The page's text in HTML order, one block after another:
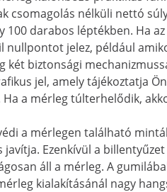
csomagolás nélküli nettó
100 darabos léptékben. Ha
nullpontot jelez, például
két biztonsági
jel, amely tájékoztatja
a mérleg túlterhelődik,
a mérlegen található
Ezenkívül a
áll a mérleg. A
kialakításánál nagy